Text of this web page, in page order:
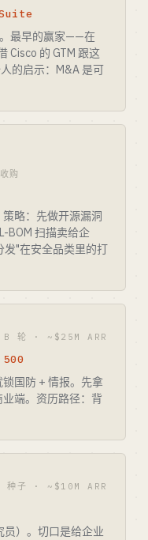
最早的赢家——在
Cisco 的 GTM 跟这
的启示：M&A 是可
购
略：先做开源漏洞
BOM 扫描卖给企
发"在安全品类里的打
轮 · ~$25M ARR
国防 + 情报。先拿
业端。资历路径：背
子 · ~$10M ARR
员）。切口是给企业